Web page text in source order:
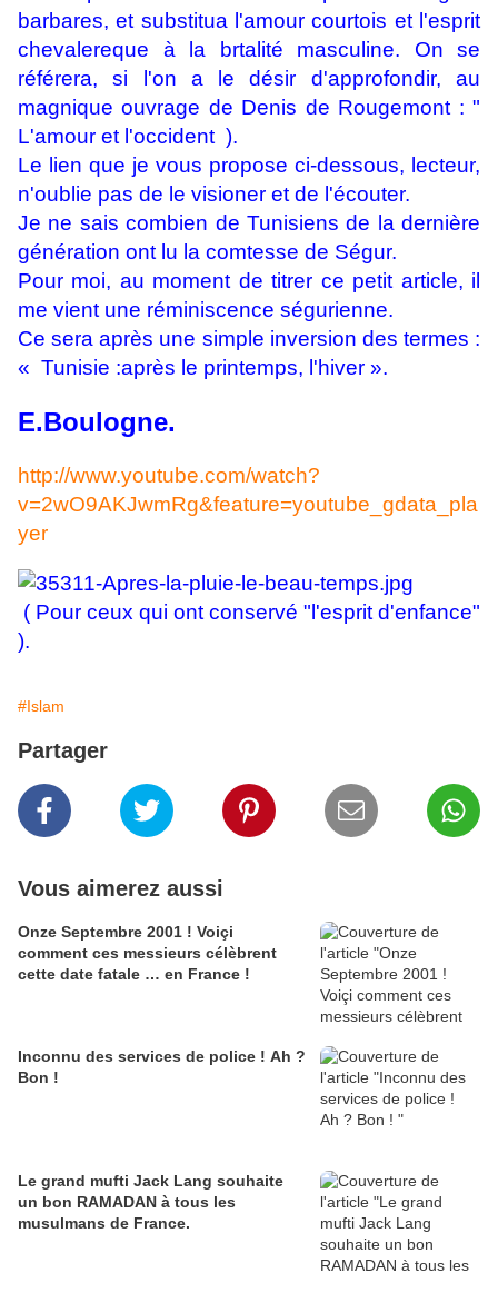
barbares, et substitua l'amour courtois et l'esprit
chevalereque à la brtalité masculine. On se
référera, si l'on a le désir d'approfondir, au
magnique ouvrage de Denis de Rougemont : "
L'amour et l'occident ).
Le lien que je vous propose ci-dessous, lecteur,
n'oublie pas de le visioner et de l'écouter.
Je ne sais combien de Tunisiens de la dernière
génération ont lu la comtesse de Ségur.
Pour moi, au moment de titrer ce petit article, il
me vient une réminiscence ségurienne.
Ce sera après une simple inversion des termes :
« Tunisie :après le printemps, l'hiver ».
E.Boulogne.
http://www.youtube.com/watch?
v=2wO9AKJwmRg&feature=youtube_gdata_pla
yer
( Pour ceux qui ont conservé "l'esprit d'enfance"
).
#Islam
Partager
Vous aimerez aussi
Onze Septembre 2001 ! Voiçi
comment ces messieurs célèbrent
cette date fatale … en France !
Inconnu des services de police ! Ah ?
Bon !
Le grand mufti Jack Lang souhaite
un bon RAMADAN à tous les
musulmans de France.